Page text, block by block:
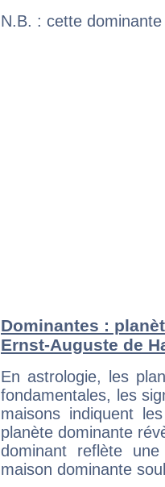
N.B. : cette
Dominantes :
Ernst-Auguste de
En astrologie, les
fondamentales, les
maisons indiquent
planète dominante
dominant reflète
maison dominante